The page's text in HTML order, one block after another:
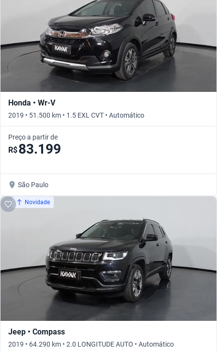
Honda • Wr-V
2019 • 51.500 km • 1.5 EXL CVT • Automático
Preço a partir de
R$83.199
São Paulo
Novidade
Jeep • Compass
2019 • 64.290 km • 2.0 LONGITUDE AUTO • Automático